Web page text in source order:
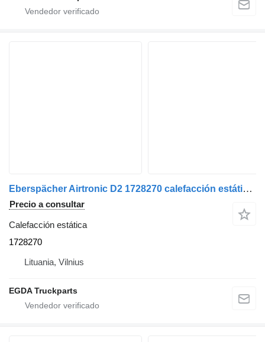
Eberspächer Airtronic D2 1728270 calefacción estática para Scania cabeza tractora
Precio a consultar
Calefacción estática
1728270
Lituania, Vilnius
EGDA Truckparts